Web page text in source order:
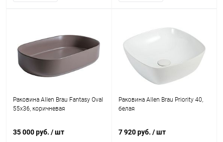
Раковина Allen Brau Fantasy Oval
55x36, коричневая
35 000 руб. / шт
Раковина Allen Brau Priority 40,
белая
7 920 руб. / шт